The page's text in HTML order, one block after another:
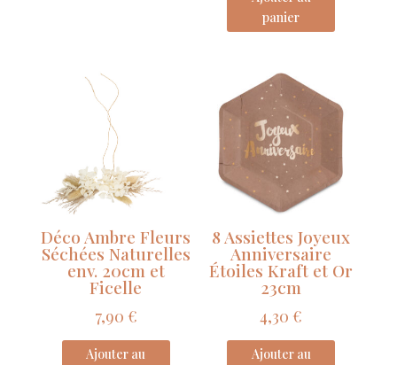
panier
Déco Ambre Fleurs
Séchées Naturelles
env. 20cm et
Ficelle
7,90 €
Ajouter au
8 Assiettes Joyeux
Anniversaire
Étoiles Kraft et Or
23cm
4,30 €
Ajouter au